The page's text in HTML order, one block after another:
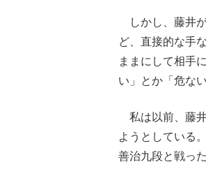
しかし、藤井
ど、直接的な手
ままにして相手
い」とか「危な
私は以前、藤
ようとしている
善治九段と戦っ